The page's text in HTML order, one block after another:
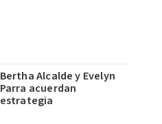
Bertha Alcalde y Evelyn
Parra acuerdan
estrategia